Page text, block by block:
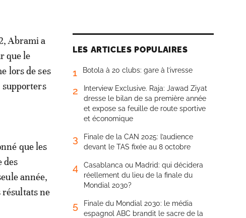
Abrami a
que le
lors de ses
supporters
que les
des
année,
résultats ne
LES ARTICLES POPULAIRES
1 Botola à 20 clubs: gare à l’ivresse
2
Interview Exclusive. Raja: Jawad Ziyat
dresse le bilan de sa première année
et expose sa feuille de route sportive
et économique
3
Finale de la CAN 2025: l’audience
devant le TAS fixée au 8 octobre
4
Casablanca ou Madrid: qui décidera
réellement du lieu de la finale du
Mondial 2030?
5
Finale du Mondial 2030: le média
espagnol ABC brandit le sacre de la